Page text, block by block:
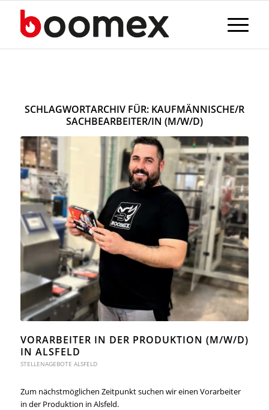
SCHLAGWORTARCHIV FÜR: KAUFMÄNNISCHE/R
SACHBEARBEITER/IN (M/W/D)
VORARBEITER IN DER PRODUKTION (M/W/D)
IN ALSFELD
STELLENAGEBOTE ALSFELD
Zum nächstmöglichen Zeitpunkt suchen wir einen Vorarbeiter
in der Produktion in Alsfeld.